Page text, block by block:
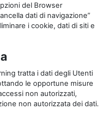
del Browser
dati di navigazione”
i cookie, dati di siti e
tratta i dati degli Utenti
le opportune misure
non autorizzati,
non autorizzata dei dati.